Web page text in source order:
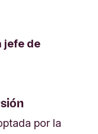
jefe de
por la